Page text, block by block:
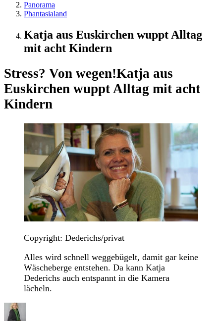
Panorama
Phantasialand
Katja aus Euskirchen wuppt Alltag
mit acht Kindern
Stress? Von wegen!Katja aus
Euskirchen wuppt Alltag mit acht
Kindern
Copyright: Dederichs/privat
Alles wird schnell weggebügelt, damit gar keine
Wäscheberge entstehen. Da kann Katja
Dederichs auch entspannt in die Kamera
lächeln.